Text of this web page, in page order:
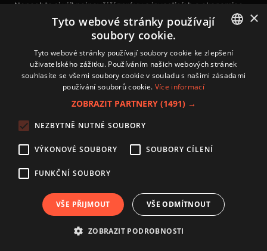
Nenechte si ujít nejnovější zprávy o investicích a ekonomice.
Jednou týdně vám pošleme:
3 nejčtenější články
s hodnotnými informacemi,
3 názory analytiků
kteří se těmto tématům věnují každý den,
nová videa a podcasty
k prohloubení vašich znalostí.
Přihlášením k newsletteru vyjadřujete svůj souhlas spodmínkami
Zásady používání souborů cookies
Zpracování osobních údajů
CZECH
×
Tyto webové stránky používají
soubory cookie.
Tyto webové stránky používají soubory cookie ke zlepšení
uživatelského zážitku. Používáním našich webových stránek
souhlasíte se všemi soubory cookie v souladu s našimi zásadami
používání souborů cookie. Více informací
ZOBRAZIT PARTNERY (1491) →
NEZBYTNĚ NUTNÉ SOUBORY
VÝKONOVÉ SOUBORY SOUBORY CÍLENÍ
FUNKČNÍ SOUBORY
VŠE PŘIJMOUT VŠE ODMÍTNOUT
ZOBRAZIT PODROBNOSTI